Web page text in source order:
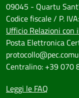
09045 - Quartu
Codice fiscale / P.
Ufficio Relazioni con
Posta Elettronica
Centralino: +39 070
Leggi le FAQ